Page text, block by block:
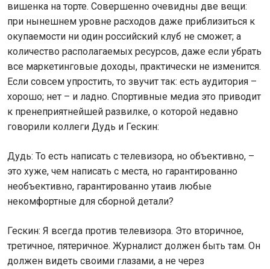
вишенка на торте. Совершенно очевидны две вещи:
при нынешнем уровне расходов даже приблизиться к
окупаемости ни один российский клуб не сможет; а
количество располагаемых ресурсов, даже если убрать
все маркетинговые доходы, практически не изменится.
Если совсем упростить, то звучит так: есть аудитория –
хорошо; нет – и ладно. Спортивные медиа это приводит
к пренеприятнейшей развилке, о которой недавно
говорили коллеги Дудь и Гескин:
Дудь: То есть написать с телевизора, но объективно, –
это хуже, чем написать с места, но гарантированно
необъективно, гарантированно утаив любые
некомфортные для сборной детали?
Гескин: Я всегда против телевизора. Это вторичное,
третичное, пятеричное. Журналист должен быть там. Он
должен видеть своими глазами, а не через